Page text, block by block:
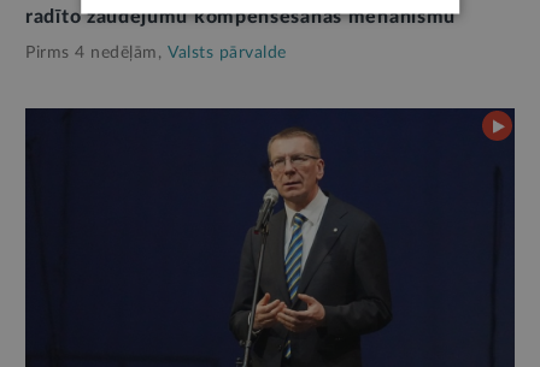
radīto zaudējumu kompensēšanas mehānismu
Pirms 4 nedēļām, Valsts pārvalde